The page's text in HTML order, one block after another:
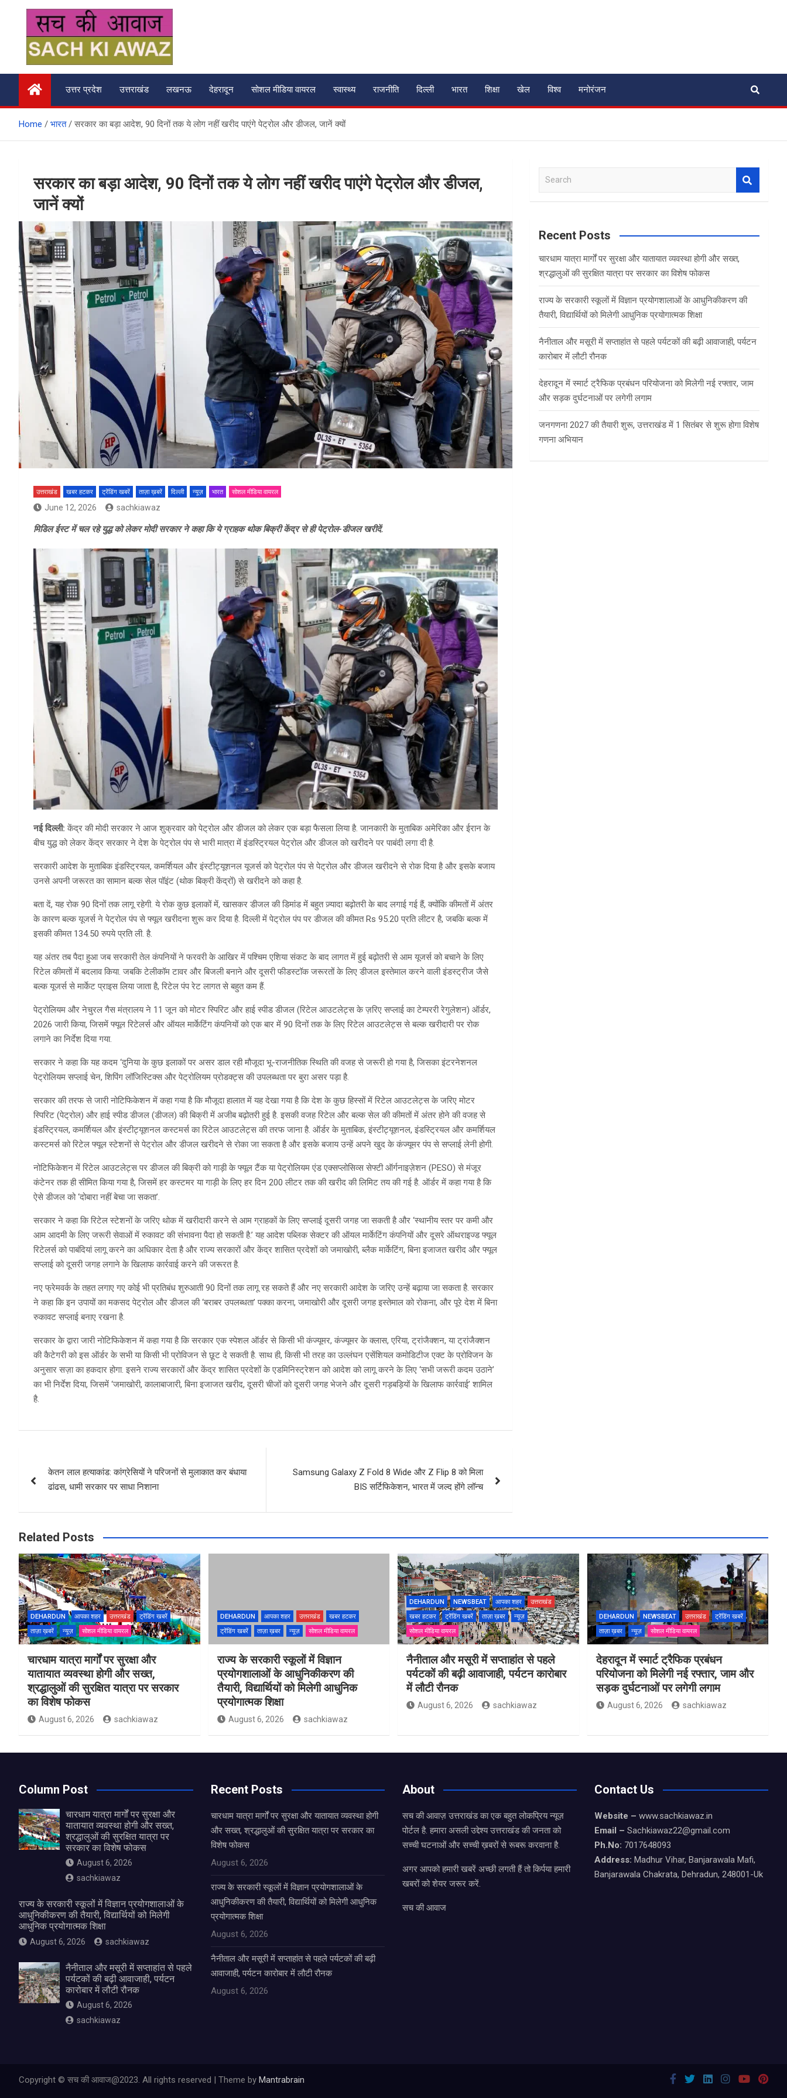
content
सच की आवाज
उत्तर प्रदेश उत्तराखंड लखनऊ देहरादून सोशल मीडिया वायरल स्वास्थ्य राजनीति दिल्ली भारत शिक्षा खेल विश्व मनोरंजन
Home भारत सरकार का बड़ा आदेश, 90 दिनों तक ये लोग नहीं खरीद पाएंगे पेट्रोल और डीजल, जानें क्यों
सरकार का बड़ा आदेश, 90 दिनों तक ये लोग नहीं खरीद पाएंगे पेट्रोल और डीजल,
जानें क्यों
उत्तराखंड खबर हटकर ट्रेंडिंग खबरें ताज़ा ख़बरें दिल्ली न्यूज़ भारत सोशल मीडिया वायरल
June 12, 2026 sachkiawaz
मिडिल ईस्ट में चल रहे युद्ध को लेकर मोदी सरकार ने कहा कि ये ग्राहक थोक बिक्री केंद्र से ही पेट्रोल-डीजल खरीदें.
नई दिल्ली: केंद्र की मोदी सरकार ने आज शुक्रवार को पेट्रोल और डीजल को लेकर एक बड़ा फैसला लिया है. जानकारी के मुताबिक अमेरिका और ईरान के
बीच युद्ध को लेकर केंद्र सरकार ने देश के पेट्रोल पंप से भारी मात्रा में इंडस्ट्रियल पेट्रोल और डीजल को खरीदने पर पाबंदी लगा दी है.
सरकारी आदेश के मुताबिक इंडस्ट्रियल, कमर्शियल और इंस्टीट्यूशनल यूजर्स को पेट्रोल पंप से पेट्रोल और डीजल खरीदने से रोक दिया है और इसके बजाय
उनसे अपनी जरूरत का सामान बल्क सेल पॉइंट (थोक बिक्री केंद्रों) से खरीदने को कहा है.
बता दें, यह रोक 90 दिनों तक लागू रहेगी. ये रोक कुछ इलाकों में, खासकर डीजल की डिमांड में बहुत ज़्यादा बढ़ोतरी के बाद लगाई गई हैं, क्योंकि कीमतों में अंतर
के कारण बल्क यूजर्स ने पेट्रोल पंप से फ्यूल खरीदना शुरू कर दिया है. दिल्ली में पेट्रोल पंप पर डीजल की कीमत Rs 95.20 प्रति लीटर है, जबकि बल्क में
इसकी कीमत 134.50 रुपये प्रति ली. है.
यह अंतर तब पैदा हुआ जब सरकारी तेल कंपनियों ने फरवरी के आखिर में पश्चिम एशिया संकट के बाद लागत में हुई बढ़ोतरी से आम यूजर्स को बचाने के लिए
रिटेल कीमतों में बदलाव किया. जबकि टेलीकॉम टावर और बिजली बनाने और दूसरी फीडस्टॉक जरूरतों के लिए डीजल इस्तेमाल करने वाली इंडस्ट्रीज जैसे
बल्क यूजर्स से मार्केट प्राइस लिया जाता है, रिटेल पंप रेट लागत से बहुत कम हैं.
पेट्रोलियम और नेचुरल गैस मंत्रालय ने 11 जून को मोटर स्पिरिट और हाई स्पीड डीजल (रिटेल आउटलेट्स के ज़रिए सप्लाई का टेम्पररी रेगुलेशन) ऑर्डर,
2026 जारी किया, जिसमें फ्यूल रिटेलर्स और ऑयल मार्केटिंग कंपनियों को एक बार में 90 दिनों तक के लिए रिटेल आउटलेट्स से बल्क खरीदारी पर रोक
लगाने का निर्देश दिया गया.
सरकार ने कहा कि यह कदम ‘दुनिया के कुछ इलाकों पर असर डाल रही मौजूदा भू-राजनीतिक स्थिति की वजह से जरूरी हो गया है, जिसका इंटरनेशनल
पेट्रोलियम सप्लाई चेन, शिपिंग लॉजिस्टिक्स और पेट्रोलियम प्रोडक्ट्स की उपलब्धता पर बुरा असर पड़ा है.
सरकार की तरफ से जारी नोटिफिकेशन में कहा गया है कि मौजूदा हालात में यह देखा गया है कि देश के कुछ हिस्सों में रिटेल आउटलेट्स के जरिए मोटर
स्पिरिट (पेट्रोल) और हाई स्पीड डीजल (डीजल) की बिक्री में अजीब बढ़ोतरी हुई है. इसकी वजह रिटेल और बल्क सेल की कीमतों में अंतर होने की वजह से
इंडस्ट्रियल, कमर्शियल और इंस्टीट्यूशनल कस्टमर्स का रिटेल आउटलेट्स की तरफ जाना है. ऑर्डर के मुताबिक, इंस्टीट्यूशनल, इंडस्ट्रियल और कमर्शियल
कस्टमर्स को रिटेल फ्यूल स्टेशनों से पेट्रोल और डीजल खरीदने से रोका जा सकता है और इसके बजाय उन्हें अपने खुद के कंज्यूमर पंप से सप्लाई लेनी होगी.
नोटिफिकेशन में रिटेल आउटलेट्स पर डीजल की बिक्री को गाड़ी के फ्यूल टैंक या पेट्रोलियम एंड एक्सप्लोसिव्स सेफ्टी ऑर्गनाइज़ेशन (PESO) से मंजूर
कंटेनर तक ही सीमित किया गया है, जिसमें हर कस्टमर या गाड़ी के लिए हर दिन 200 लीटर तक की खरीद की लिमिट तय की गई है. ऑर्डर में कहा गया है कि
ऐसे डीजल को ‘दोबारा नहीं बेचा जा सकता’.
सरकार ने कहा कि रिटेल स्टेशनों के जरिए थोक में खरीदारी करने से आम ग्राहकों के लिए सप्लाई दूसरी जगह जा सकती है और ‘स्थानीय स्तर पर कमी और
आम आदमी के लिए जरूरी सेवाओं में रुकावट की संभावना पैदा हो सकती है.’ यह आदेश पब्लिक सेक्टर की ऑयल मार्केटिंग कंपनियों और दूसरे ऑथराइज्ड फ्यूल
रिटेलर्स को पाबंदियां लागू करने का अधिकार देता है और राज्य सरकारों और केंद्र शासित प्रदेशों को जमाखोरी, ब्लैक मार्केटिंग, बिना इजाजत खरीद और फ्यूल
सप्लाई को दूसरी जगह लगाने के खिलाफ कार्रवाई करने की जरूरत है.
नए फ्रेमवर्क के तहत लगाए गए कोई भी प्रतिबंध शुरुआती 90 दिनों तक लागू रह सकते हैं और नए सरकारी आदेश के जरिए उन्हें बढ़ाया जा सकता है. सरकार
ने कहा कि इन उपायों का मकसद पेट्रोल और डीजल की ‘बराबर उपलब्धता’ पक्का करना, जमाखोरी और दूसरी जगह इस्तेमाल को रोकना, और पूरे देश में बिना
रुकावट सप्लाई बनाए रखना है.
सरकार के द्वारा जारी नोटिफिकेशन में कहा गया है कि सरकार एक स्पेशल ऑर्डर से किसी भी कंज्यूमर, कंज्यूमर के क्लास, एरिया, ट्रांजैक्शन, या ट्रांजैक्शन
की कैटेगरी को इस ऑर्डर के सभी या किसी भी प्रोविजन से छूट दे सकती है. साथ ही, किसी भी तरह का उल्लंघन एसेंशियल कमोडिटीज एक्ट के प्रोविजन के
अनुसार सज़ा का हकदार होगा. इसने राज्य सरकारों और केंद्र शासित प्रदेशों के एडमिनिस्ट्रेशन को आदेश को लागू करने के लिए ‘सभी जरूरी कदम उठाने’
का भी निर्देश दिया, जिसमें ‘जमाखोरी, कालाबाजारी, बिना इजाजत खरीद, दूसरी चीजों को दूसरी जगह भेजने और दूसरी गड़बड़ियों के खिलाफ कार्रवाई’ शामिल
है.
navigation
केतन लाल हत्याकांड: कांग्रेसियों ने परिजनों से मुलाकात कर बंधाया
ढांढस, धामी सरकार पर साधा निशाना
Samsung Galaxy Z Fold 8 Wide और Z Flip 8 को मिला
BIS सर्टिफिकेशन, भारत में जल्द होंगे लॉन्च
a
c
Recent Posts
चारधाम यात्रा मार्गों पर सुरक्षा और यातायात व्यवस्था होगी और सख्त,
श्रद्धालुओं की सुरक्षित यात्रा पर सरकार का विशेष फोकस
राज्य के सरकारी स्कूलों में विज्ञान प्रयोगशालाओं के आधुनिकीकरण की
तैयारी, विद्यार्थियों को मिलेगी आधुनिक प्रयोगात्मक शिक्षा
नैनीताल और मसूरी में सप्ताहांत से पहले पर्यटकों की बढ़ी आवाजाही, पर्यटन
कारोबार में लौटी रौनक
देहरादून में स्मार्ट ट्रैफिक प्रबंधन परियोजना को मिलेगी नई रफ्तार, जाम
और सड़क दुर्घटनाओं पर लगेगी लगाम
जनगणना 2027 की तैयारी शुरू, उत्तराखंड में 1 सितंबर से शुरू होगा विशेष
गणना अभियान
Related Posts
DEHARDUN आपका शहर उत्तराखंड
ट्रेंडिंग खबरें
ताज़ा ख़बरें
न्यूज़ सोशल मीडिया वायरल
चारधाम यात्रा मार्गों पर सुरक्षा और
यातायात व्यवस्था होगी और सख्त,
श्रद्धालुओं की सुरक्षित यात्रा पर सरकार
का विशेष फोकस
August 6, 2026 sachkiawaz
DEHARDUN आपका शहर उत्तराखंड
खबर हटकर
ट्रेंडिंग खबरें
ताज़ा ख़बर न्यूज़ सोशल मीडिया वायरल
राज्य के सरकारी स्कूलों में विज्ञान
प्रयोगशालाओं के आधुनिकीकरण की
तैयारी, विद्यार्थियों को मिलेगी आधुनिक
प्रयोगात्मक शिक्षा
August 6, 2026 sachkiawaz
DEHARDUN NEWSBEAT आपका शहर
उत्तराखंड
खबर हटकर
ट्रेंडिंग खबरें ताज़ा ख़बर
न्यूज़
सोशल मीडिया वायरल
नैनीताल और मसूरी में सप्ताहांत से पहले
पर्यटकों की बढ़ी आवाजाही, पर्यटन कारोबार
में लौटी रौनक
August 6, 2026 sachkiawaz
DEHARDUN NEWSBEAT उत्तराखंड
ट्रेंडिंग खबरें
ताज़ा ख़बर
न्यूज़ सोशल मीडिया वायरल
देहरादून में स्मार्ट ट्रैफिक प्रबंधन
परियोजना को मिलेगी नई रफ्तार, जाम और
सड़क दुर्घटनाओं पर लगेगी लगाम
August 6, 2026 sachkiawaz
Column Post
चारधाम यात्रा मार्गों पर सुरक्षा और
यातायात व्यवस्था होगी और सख्त,
श्रद्धालुओं की सुरक्षित यात्रा पर
सरकार का विशेष फोकस
August 6, 2026
sachkiawaz
राज्य के सरकारी स्कूलों में विज्ञान प्रयोगशालाओं के
आधुनिकीकरण की तैयारी, विद्यार्थियों को मिलेगी
आधुनिक प्रयोगात्मक शिक्षा
August 6, 2026 sachkiawaz
नैनीताल और मसूरी में सप्ताहांत से पहले
पर्यटकों की बढ़ी आवाजाही, पर्यटन
कारोबार में लौटी रौनक
August 6, 2026
sachkiawaz
Recent Posts
चारधाम यात्रा मार्गों पर सुरक्षा और यातायात व्यवस्था होगी
और सख्त, श्रद्धालुओं की सुरक्षित यात्रा पर सरकार का
विशेष फोकस
August 6, 2026
राज्य के सरकारी स्कूलों में विज्ञान प्रयोगशालाओं के
आधुनिकीकरण की तैयारी, विद्यार्थियों को मिलेगी आधुनिक
प्रयोगात्मक शिक्षा
August 6, 2026
नैनीताल और मसूरी में सप्ताहांत से पहले पर्यटकों की बढ़ी
आवाजाही, पर्यटन कारोबार में लौटी रौनक
August 6, 2026
About
सच की आवाज़ उत्तराखंड का एक बहुत लोकप्रिय न्यूज़
पोर्टल है. हमारा असली उद्देश्य उत्तराखंड की जनता को
सच्ची घटनाओं और सच्ची ख़बरों से रूबरू करवाना है.
अगर आपको हमारी खबरें अच्छी लगती हैं तो किर्पया हमारी
खबरों को शेयर जरूर करें.
सच की आवाज
Contact Us
Website – www.sachkiawaz.in
Email – Sachkiawaz22@gmail.com
Ph.No: 7017648093
Address: Madhur Vihar, Banjarawala Mafi,
Banjarawala Chakrata, Dehradun, 248001-Uk
Copyright © सच की आवाज@2023. All rights reserved | Theme by Mantrabrain